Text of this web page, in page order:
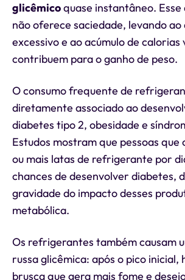
glicêmicoquase instantâneo.
não oferece saciedade, levando ao
excessivo e ao acúmulo de calorias
contribuem para o ganho de peso.
O consumo frequente de
diretamente associado ao
diabetes tipo 2, obesidade e
Estudos mostram que pessoas que
ou mais latas de refrigerante por
chances de desenvolver diabetes,
gravidade do impacto desses
metabólica.
Os refrigerantes também causam
russa glicêmica: após o pico inicial,
brusca que gera mais fome e